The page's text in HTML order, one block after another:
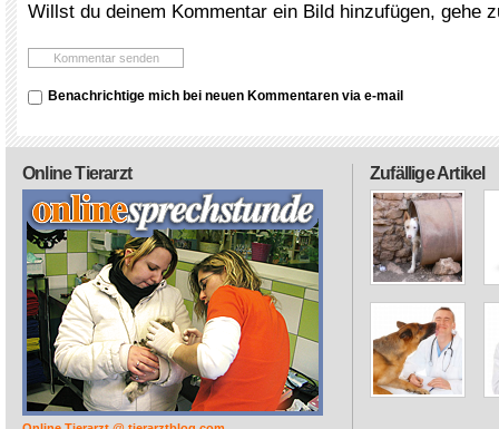
Willst du deinem Kommentar ein Bild hinzufügen, gehe
Benachrichtige mich bei neuen Kommentaren via e-mail
Zufällige Artikel
Online Tierarzt